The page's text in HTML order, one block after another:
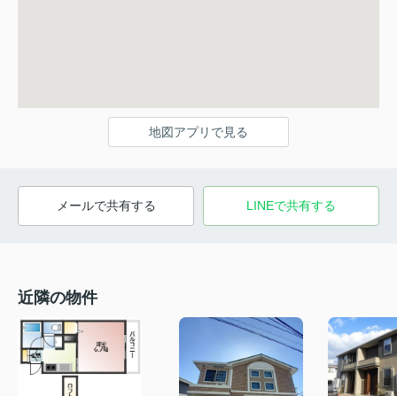
地図アプリで見る
メールで共有する LINEで共有する
近隣の物件